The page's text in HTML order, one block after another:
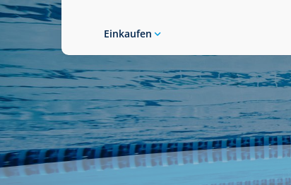
Einkaufen
Suchbegriff eingeben